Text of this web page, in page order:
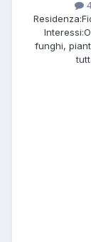
Residenza:
Interessi:
funghi,